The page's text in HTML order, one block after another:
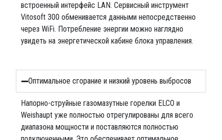
встроенный интерфейс LAN. Сервисный инструмент
Vitosoft 300 обменивается данными непосредственно
через WiFi. Потребление энергии можно наглядно
увидеть на энергетической кабине блока управления.
Оптимальное сгорание и низкий уровень выбросов
Напорно-струйные газомазутные горелки ELCO и
Weishaupt уже полностью отрегулированы для всего
диапазона мощности и поставляются полностью